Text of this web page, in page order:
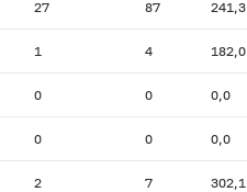
27 87 241,3
1 4 182,0
0 0 0,0
0 0 0,0
2 7 302,1